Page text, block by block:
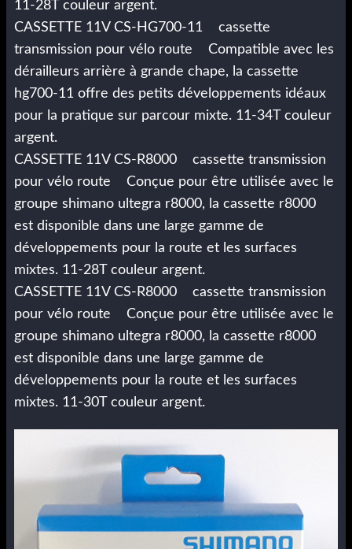
11-28T couleur argent.
CASSETTE 11V CS-HG700-11 cassette
transmission pour vélo route Compatible avec les
dérailleurs arrière à grande chape, la cassette
hg700-11 offre des petits développements idéaux
pour la pratique sur parcour mixte. 11-34T couleur
argent.
CASSETTE 11V CS-R8000 cassette transmission
pour vélo route Conçue pour être utilisée avec le
groupe shimano ultegra r8000, la cassette r8000
est disponible dans une large gamme de
développements pour la route et les surfaces
mixtes. 11-28T couleur argent.
CASSETTE 11V CS-R8000 cassette transmission
pour vélo route Conçue pour être utilisée avec le
groupe shimano ultegra r8000, la cassette r8000
est disponible dans une large gamme de
développements pour la route et les surfaces
mixtes. 11-30T couleur argent.